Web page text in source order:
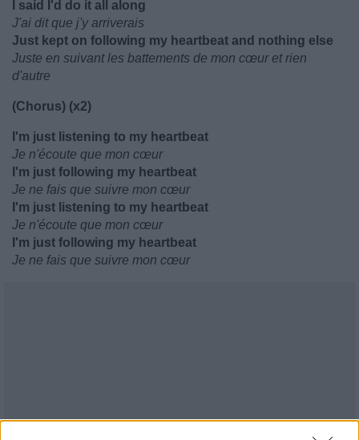
I said I'd do it all along
J'ai dit que j'y arriverais
Just kept on following my heartbeat and nothing else
Juste en suivant les battements de mon cœur et rien
d'autre
(Chorus) (x2)
I'm just listening to my heartbeat
Je n'écoute que mon cœur
I'm just following my heartbeat
Je ne fais que suivre mon cœur
I'm just listening to my heartbeat
Je n'écoute que mon cœur
I'm just following my heartbeat
Je ne fais que suivre mon cœur